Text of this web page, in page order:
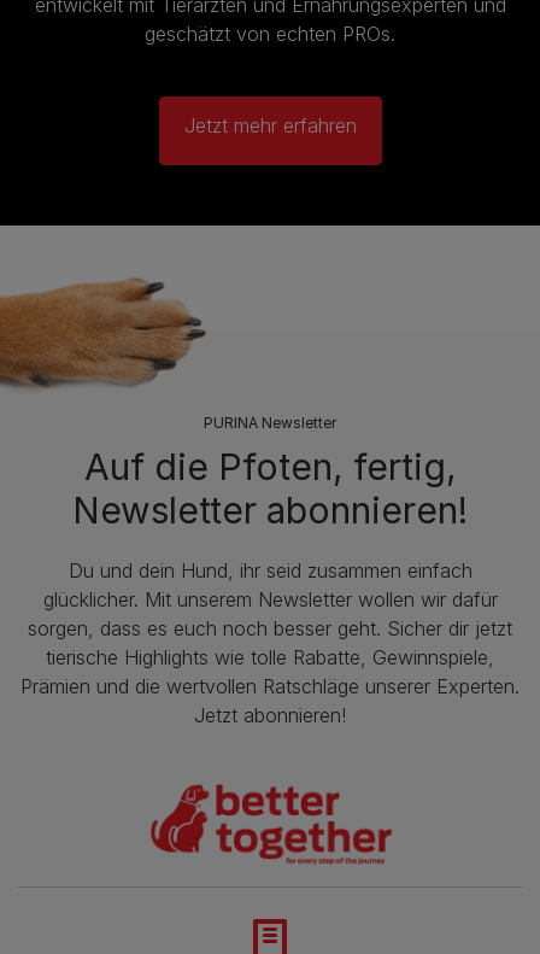
geschätzt von echten PROs.​
Jetzt mehr erfahren
PURINA Newsletter
Auf die Pfoten, fertig,
Newsletter abonnieren!
Du und dein Hund, ihr seid zusammen einfach
glücklicher. Mit unserem Newsletter wollen wir dafür
sorgen, dass es euch noch besser geht. Sicher dir jetzt
tierische Highlights wie tolle Rabatte, Gewinnspiele,
Prämien und die wertvollen Ratschläge unserer Experten.
Jetzt abonnieren!